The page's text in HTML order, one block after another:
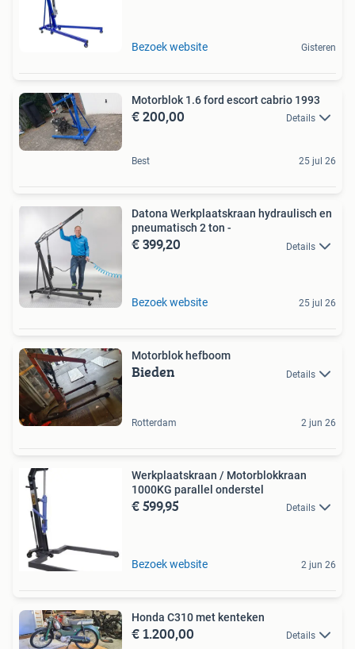
Bezoek website Gisteren
Motorblok 1.6 ford escort cabrio 1993
€ 200,00 Details
Best 25 jul 26
Datona Werkplaatskraan hydraulisch en
pneumatisch 2 ton -
€ 399,20 Details
Bezoek website 25 jul 26
Motorblok hefboom
Bieden Details
Rotterdam 2 jun 26
Werkplaatskraan / Motorblokkraan
1000KG parallel onderstel
€ 599,95 Details
Bezoek website 2 jun 26
Honda C310 met kenteken
€ 1.200,00 Details